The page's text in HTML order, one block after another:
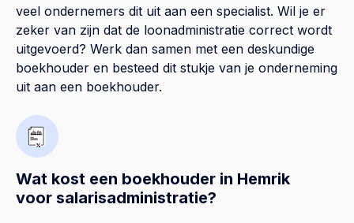
veel ondernemers dit uit aan een specialist. Wil je er
zeker van zijn dat de loonadministratie correct wordt
uitgevoerd? Werk dan samen met een deskundige
boekhouder en besteed dit stukje van je onderneming
uit aan een boekhouder.
Wat kost een boekhouder in Hemrik
voor salarisadministratie?